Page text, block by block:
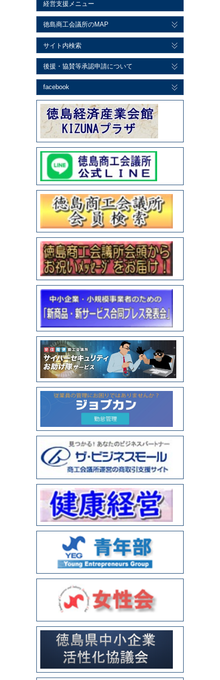
経営支援メニュー
徳島商工会議所のMAP
サイト内検索
後援・協賛等承認申請について
facebook